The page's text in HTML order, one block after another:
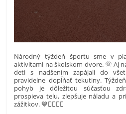
Národný týždeň športu sme v
aktivitami na školskom dvore. 🌞 Aj
deti s nadšením zapájali do
pravidelne dopĺňať tekutiny.
pohyb je dôležitou súčasťou
prospieva telu, zlepšuje náladu a
zážitkov. 💙🏃‍♀️🏃‍♂️